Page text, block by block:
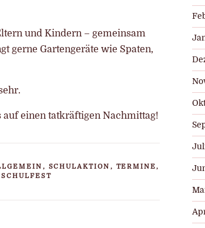
und Kindern – gemeinsam
gerne Gartengeräte wie Spaten,
einen tatkräftigen Nachmittag!
, SCHULAKTION , TERMINE,